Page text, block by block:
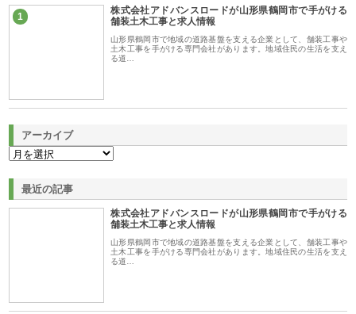
1
株式会社アドバンスロードが山形県鶴岡市で手がける
舗装土木工事と求人情報
山形県鶴岡市で地域の道路基盤を支える企業として、舗装工事や
土木工事を手がける専門会社があります。地域住民の生活を支え
る道…
アーカイブ
最近の記事
株式会社アドバンスロードが山形県鶴岡市で手がける
舗装土木工事と求人情報
山形県鶴岡市で地域の道路基盤を支える企業として、舗装工事や
土木工事を手がける専門会社があります。地域住民の生活を支え
る道…